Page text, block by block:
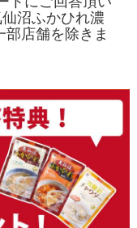
沼ふかひれ濃
店舗を除きま